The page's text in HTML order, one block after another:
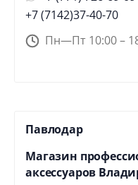
+7 (7142)37-40-70
Пн—Пт 10:00 –
Павлодар
Магазин
аксессуаров